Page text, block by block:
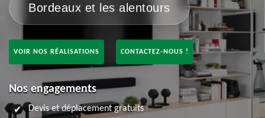
Bordeaux et les alentours
VOIR NOS RÉALISATIONS CONTACTEZ-NOUS !
Nos engagements
Devis et déplacement gratuits